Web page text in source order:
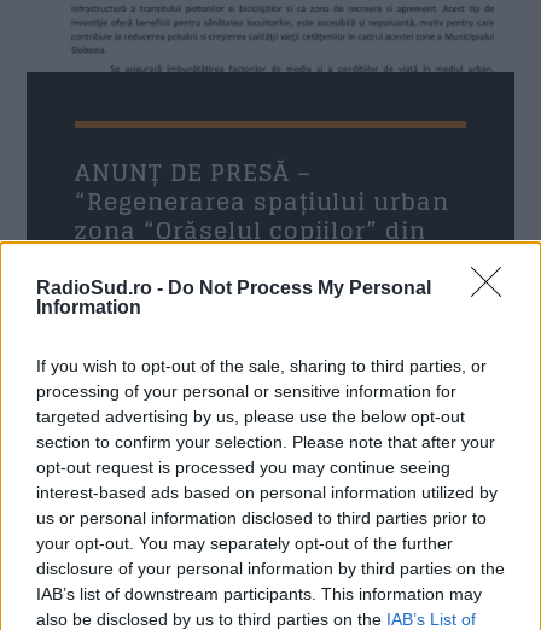
RadioSud.ro - Do Not Process My Personal
Information
If you wish to opt-out of the sale, sharing to third parties, or
processing of your personal or sensitive information for
targeted advertising by us, please use the below opt-out
section to confirm your selection. Please note that after your
opt-out request is processed you may continue seeing
interest-based ads based on personal information utilized by
us or personal information disclosed to third parties prior to
your opt-out. You may separately opt-out of the further
disclosure of your personal information by third parties on the
IAB’s list of downstream participants. This information may
also be disclosed by us to third parties on the IAB’s List of
ANUNȚ DE PRESĂ –
“Regenerarea spațiului urban
zona “Orășelul copiilor” din
Radio Sud
20 decembrie 2024
activităților proprii în cadrul proiectului “
Regenerarea spațiului urban zona “Orășelul
copiilor” din Municipiul Slobozia ”, finanţat prin
Programul Operaţional Regional 2014-2020, Axa
prioritară 4 – „Sprijinirea dezvoltării urbane
durabile”, Obiectiv specific 4.2 –„ Reconversia și
refuncționalizarea terenurilor și suprafețelor
degradate, vacante sau neutilizate din
muncipiile reședința de județ”, în […]